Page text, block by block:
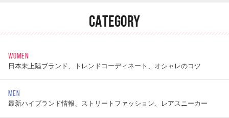
CATEGORY
WOMEN
日本未上陸ブランド、トレンドコーディネート、オシャレのコツ
MEN
最新ハイブランド情報、ストリートファッション、レアスニーカー